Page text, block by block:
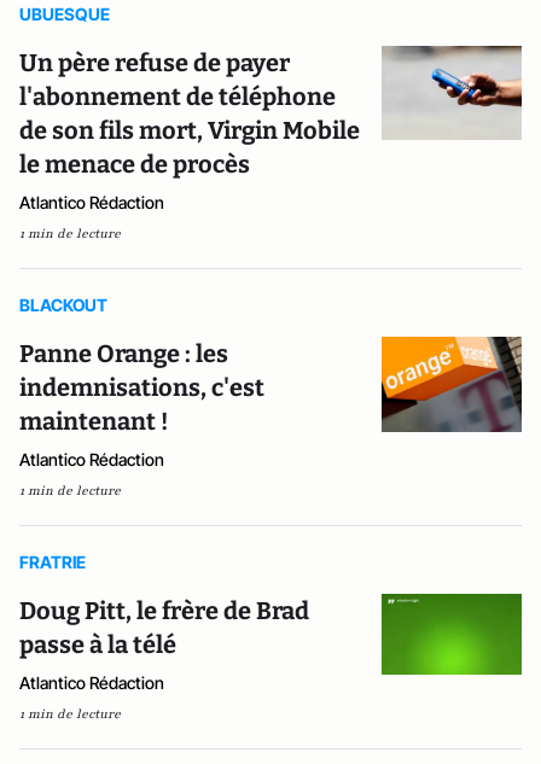
UBUESQUE
Un père refuse de payer
l'abonnement de téléphone
de son fils mort, Virgin Mobile
le menace de procès
Atlantico Rédaction
1 min de lecture
BLACKOUT
Panne Orange : les
indemnisations, c'est
maintenant !
Atlantico Rédaction
1 min de lecture
FRATRIE
Doug Pitt, le frère de Brad
passe à la télé
Atlantico Rédaction
1 min de lecture